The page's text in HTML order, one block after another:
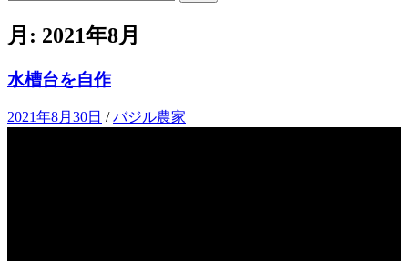
月: 2021年8月
水槽台を自作
2021年8月30日 /バジル農家